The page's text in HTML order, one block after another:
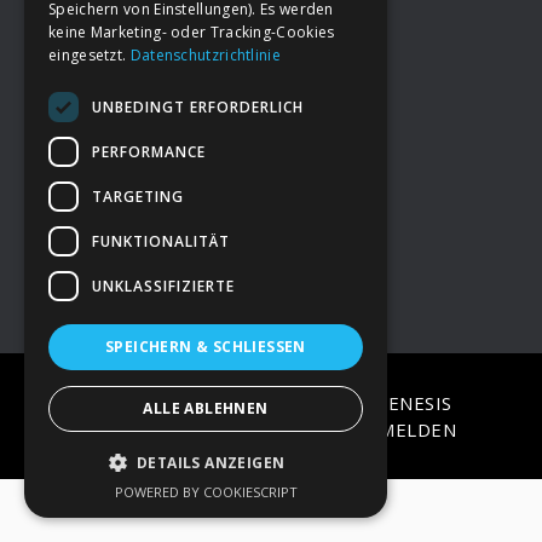
FooterDeine Spende
→ Impressum
→Kontakt zum PAO Team
COPYRIGHT © 2026 · ON
GENESIS
FRAMEWORK·WORDPRESS·ANMELDEN
Speichern von Einstellungen). Es werden
keine Marketing- oder Tracking-Cookies
eingesetzt. Datenschutzrichtlinie
UNBEDINGT ERFORDERLICH
PERFORMANCE
TARGETING
FUNKTIONALITÄT
UNKLASSIFIZIERTE
SPEICHERN & SCHLIESSEN
ALLE ABLEHNEN
DETAILS ANZEIGEN
POWERED BY COOKIESCRIPT